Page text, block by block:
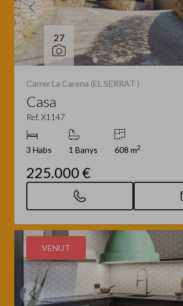
27
Carrer La Carena (EL SERRAT )
Casa
Ref. X1147
3 Habs 1 Banys 608 m2
225.000 €
VENUT